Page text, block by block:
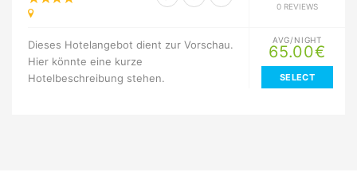
0 REVIEWS
Dieses Hotelangebot dient zur Vorschau.
Hier könnte eine kurze
Hotelbeschreibung stehen.
AVG/NIGHT
65.00€
SELECT